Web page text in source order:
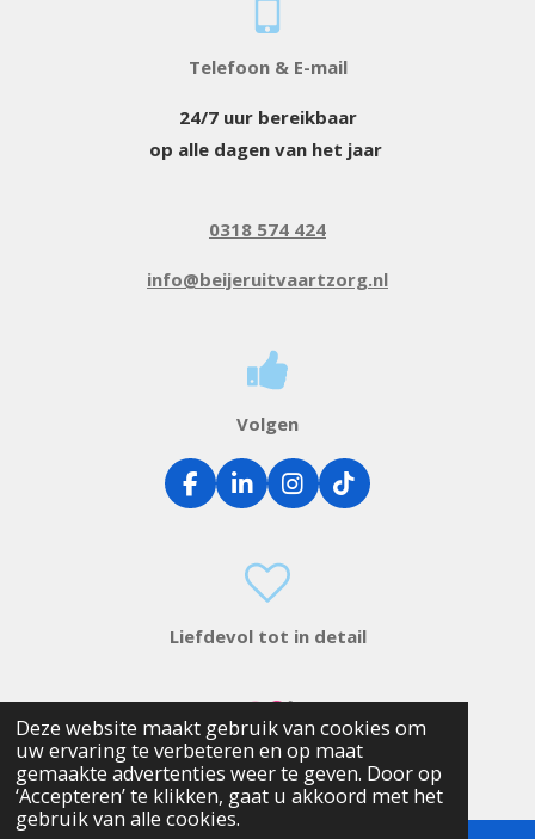
Deze website maakt gebruik van cookies om
uw ervaring te verbeteren en op maat
gemaakte advertenties weer te geven. Door op
‘Accepteren’ te klikken, gaat u akkoord met het
gebruik van alle cookies.
Telefoon & E-mail
24/7 uur bereikbaar
op alle dagen van het jaar
0318 574 424
info@beijeruitvaartzorg.nl
Volgen
F
a
o
k
L
i
k
e
I
n
I
n
r
a
T
i
Liefdevol tot in detail